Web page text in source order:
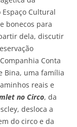
Espaço Cultural
bonecos para
dela, discutir
Conta
Bina, uma família
reais e
no Circo, da
desloca a
do circo e da